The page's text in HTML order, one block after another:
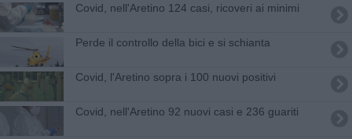
Covid, nell'Aretino 124 casi, ricoveri ai minimi
Perde il controllo della bici e si schianta
Covid, l'Aretino sopra i 100 nuovi positivi
Covid, nell'Aretino 92 nuovi casi e 236 guariti